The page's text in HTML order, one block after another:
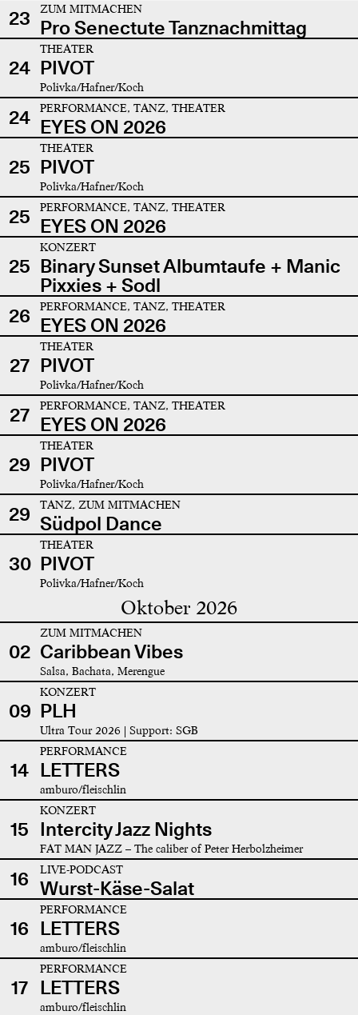
23
ZUM MITMACHEN
Pro Senectute Tanznachmittag
24
THEATER
PIVOT
Polivka/Hafner/Koch
24 PERFORMANCE, TANZ, THEATER
EYES ON 2026
25
THEATER
PIVOT
Polivka/Hafner/Koch
25 PERFORMANCE, TANZ, THEATER
EYES ON 2026
25
KONZERT
Binary Sunset Albumtaufe + Manic
Pixxies + Sodl
26
PERFORMANCE, TANZ, THEATER
EYES ON 2026
27
THEATER
PIVOT
Polivka/Hafner/Koch
27 PERFORMANCE, TANZ, THEATER
EYES ON 2026
29
THEATER
PIVOT
Polivka/Hafner/Koch
29 TANZ, ZUM MITMACHEN
Südpol Dance
30
THEATER
PIVOT
Polivka/Hafner/Koch
Oktober 2026
02
ZUM MITMACHEN
Caribbean Vibes
Salsa, Bachata, Merengue
09
KONZERT
PLH
Ultra Tour 2026 | Support: SGB
14
PERFORMANCE
LETTERS
amburo/fleischlin
15
KONZERT
Intercity Jazz Nights
FAT MAN JAZZ – The caliber of Peter Herbolzheimer
16 LIVE-PODCAST
Wurst-Käse-Salat
16
PERFORMANCE
LETTERS
amburo/fleischlin
17
PERFORMANCE
LETTERS
amburo/fleischlin